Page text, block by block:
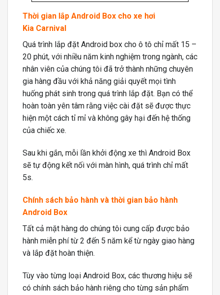
Thời gian lắp Android Box cho xe hơi
Kia Carnival
Quá trình lắp đặt Android box cho ô tô chỉ mất 15 –
20 phút, với nhiều năm kinh nghiệm trong ngành, các
nhân viên của chúng tôi đã trở thành những chuyên
gia hàng đầu với khả năng giải quyết mọi tình
huống phát sinh trong quá trình lắp đặt. Bạn có thể
hoàn toàn yên tâm rằng việc cài đặt sẽ được thực
hiện một cách tỉ mỉ và không gây hại đến hệ thống
của chiếc xe.
Sau khi gắn, mỗi lần khởi động xe thì Android Box
sẽ tự động kết nối với màn hình, quá trình chỉ mất
5s.
Chính sách bảo hành và thời gian bảo hành
Android Box
Tất cả mặt hàng do chúng tôi cung cấp được bảo
hành miễn phí từ 2 đến 5 năm kể từ ngày giao hàng
và lắp đặt hoàn thiện.
Tùy vào từng loại Android Box, các thương hiệu sẽ
có chính sách bảo hành riêng cho từng sản phẩm